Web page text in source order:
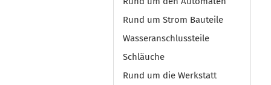
Rund um Strom Bauteile
Wasseranschlussteile
Schläuche
Rund um die Werkstatt